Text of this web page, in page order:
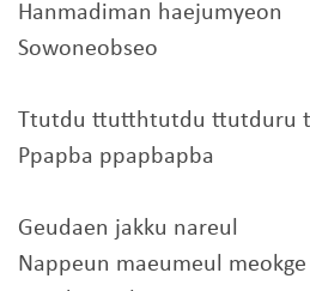
Hanmadiman haejumyeon
Sowoneobseo
Ttutdu ttutthtutdu ttutduru
Ppapba ppapbapba
Geudaen jakku nareul
Nappeun maeumeul meokge